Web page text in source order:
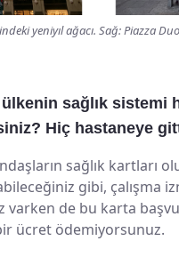
yeniyıl ağacı. Sağ: Piazza
ülkenin sağlık sistemi
Hiç hastaneye
sağlık kartları
gibi, çalışma
varken de bu karta
ücret ödemiyorsunuz.